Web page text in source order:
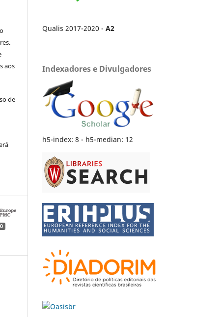
aos
de
0
Qualis 2017-2020 - A2
Indexadores e Divulgadores
h5-index: 8 - h5-median: 12